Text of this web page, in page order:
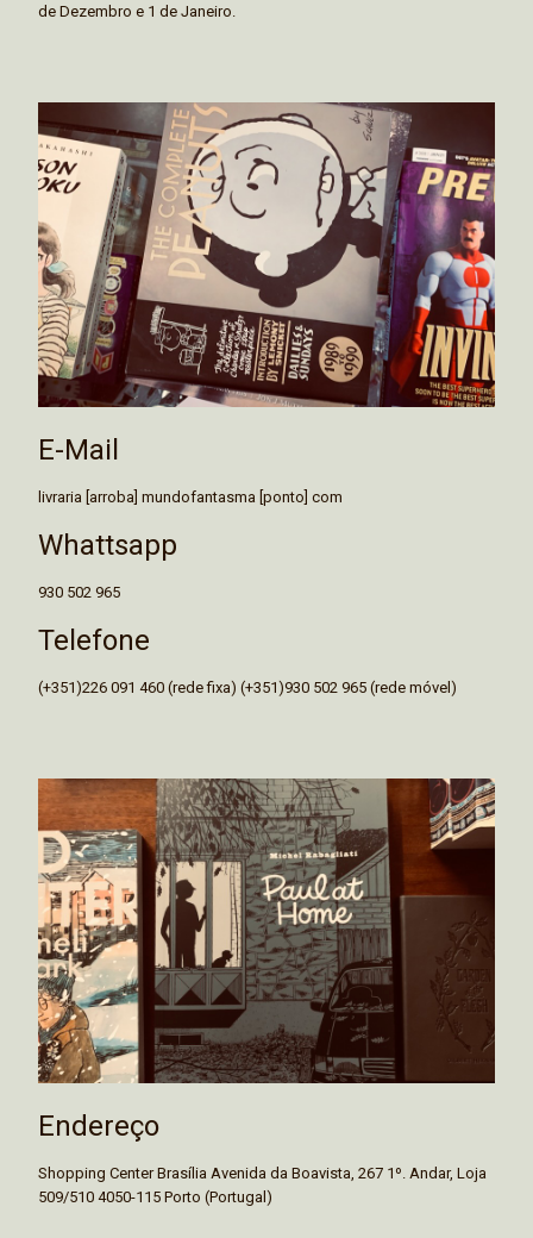
de Dezembro e 1 de Janeiro.
E-Mail
livraria [arroba] mundofantasma [ponto] com
Whattsapp
930 502 965
Telefone
(+351)226 091 460 (rede fixa) (+351)930 502 965 (rede móvel)
Endereço
Shopping Center Brasília Avenida da Boavista, 267 1º. Andar, Loja
509/510 4050-115 Porto (Portugal)